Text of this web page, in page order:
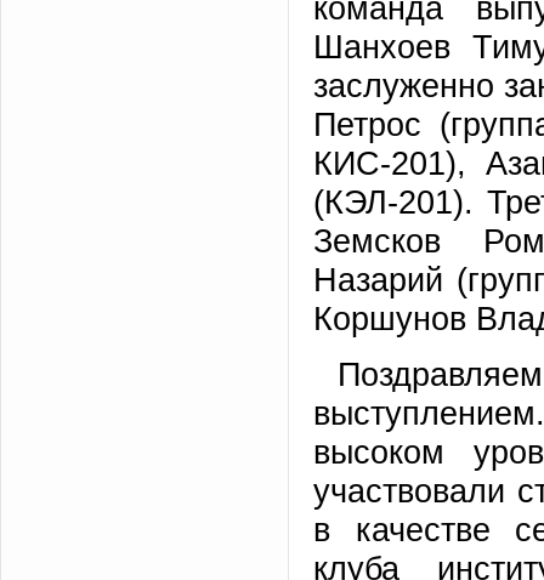
команда
Шанхоев
заслуженно
Петрос
КИС-201),
(КЭЛ-201).
Земсков
Назарий
Коршунов
высоком
участвовали
в качестве
клуба